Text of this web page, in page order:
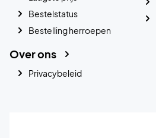
Bestelstatus
Bestelling herroepen
Over ons
Privacybeleid